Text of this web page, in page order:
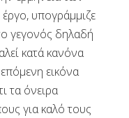
υπογράμμιζε
γεγονός δηλαδή
κατά κανόνα
εικόνα
τα όνειρα
για καλό τους